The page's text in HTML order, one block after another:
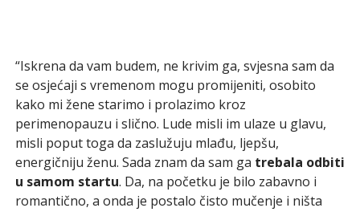
“Iskrena da vam budem, ne krivim ga, svjesna sam da
se osjećaji s vremenom mogu promijeniti, osobito
kako mi žene starimo i prolazimo kroz
perimenopauzu i slično. Lude misli im ulaze u glavu,
misli poput toga da zaslužuju mlađu, ljepšu,
energičniju ženu. Sada znam da sam ga trebala odbiti
u samom startu. Da, na početku je bilo zabavno i
romantično, a onda je postalo čisto mučenje i ništa